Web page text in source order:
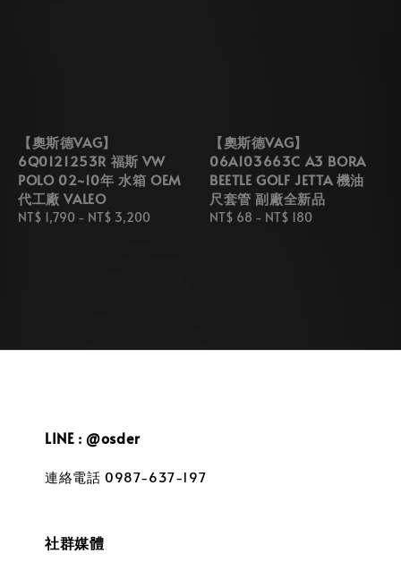
【奧斯德VAG】
6Q0121253R 福斯 VW
POLO 02~10年 水箱 OEM
代工廠 VALEO
Regular
NT$ 1,790 - NT$ 3,200
【奧斯德VAG】
06A103663C A3 BORA
BEETLE GOLF JETTA 機油
尺套管 副廠全新品
Regular
NT$ 68 - NT$ 180
LINE : @osder
連絡電話 0987-637-197
社群媒體